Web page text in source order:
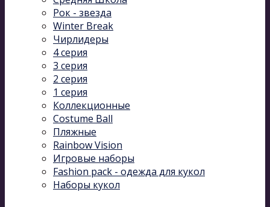
Рок - звезда
Winter Break
Чирлидеры
4 серия
3 серия
2 серия
1 серия
Коллекционные
Costume Ball
Пляжные
Rainbow Vision
Игровые наборы
Fashion pack - одежда для кукол
Наборы кукол